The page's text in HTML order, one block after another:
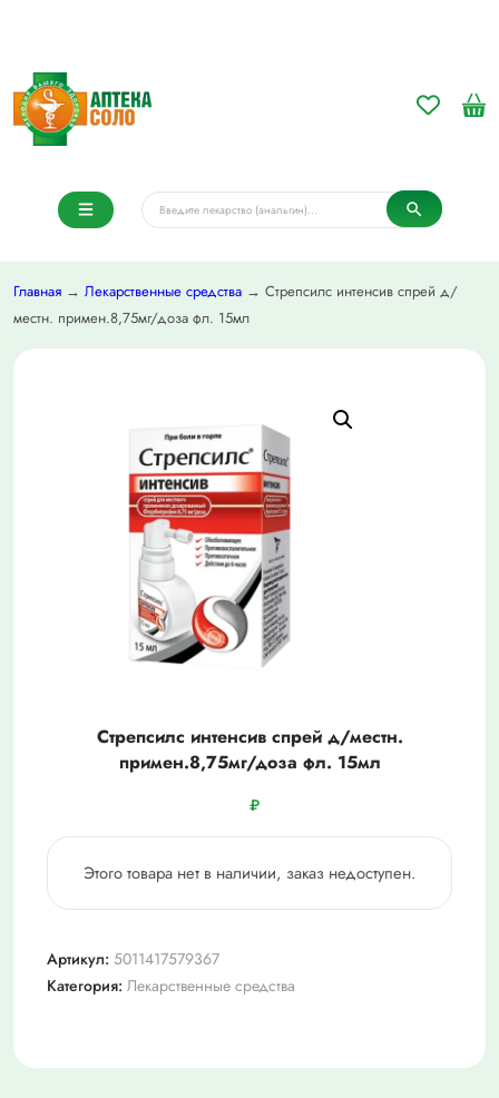
Главная → Лекарственные средства → Стрепсилс интенсив спрей д/
местн. примен.8,75мг/доза фл. 15мл
Стрепсилс интенсив спрей д/местн.
примен.8,75мг/доза фл. 15мл
₽
Этого товара нет в наличии, заказ недоступен.
Артикул: 5011417579367
Категория: Лекарственные средства